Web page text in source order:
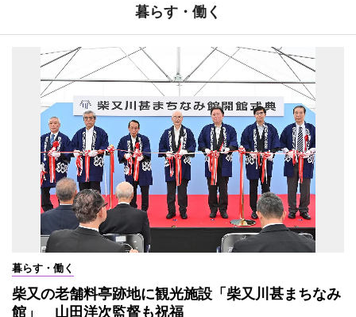
暮らす・働く
暮らす・働く
柴又の老舗料亭跡地に観光施設「柴又川甚まちなみ
館」 山田洋次監督も祝福